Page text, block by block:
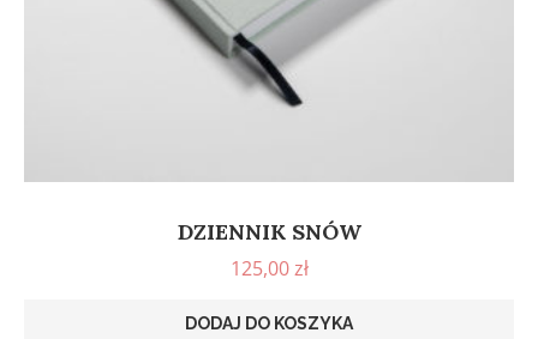
DZIENNIK SNÓW
125,00zł
DODAJ DO KOSZYKA